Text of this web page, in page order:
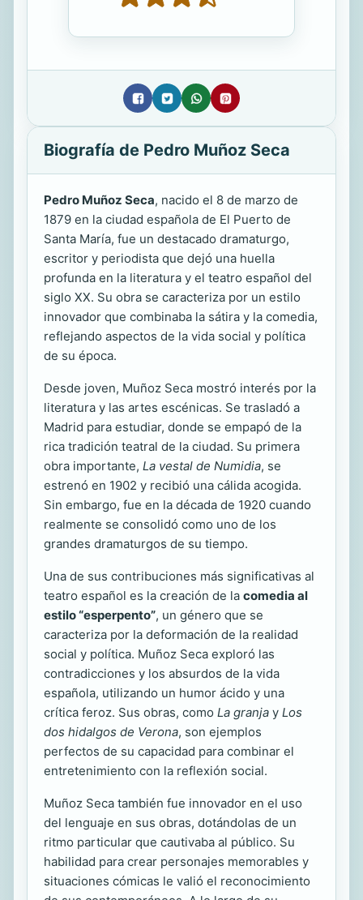
Biografía de Pedro Muñoz Seca
Pedro Muñoz Seca, nacido el 8 de marzo de
1879 en la ciudad española de El Puerto de
Santa María, fue un destacado dramaturgo,
escritor y periodista que dejó una huella
profunda en la literatura y el teatro español del
siglo XX. Su obra se caracteriza por un estilo
innovador que combinaba la sátira y la comedia,
reflejando aspectos de la vida social y política
de su época.
Desde joven, Muñoz Seca mostró interés por la
literatura y las artes escénicas. Se trasladó a
Madrid para estudiar, donde se empapó de la
rica tradición teatral de la ciudad. Su primera
obra importante, La vestal de Numidia, se
estrenó en 1902 y recibió una cálida acogida.
Sin embargo, fue en la década de 1920 cuando
realmente se consolidó como uno de los
grandes dramaturgos de su tiempo.
Una de sus contribuciones más significativas al
teatro español es la creación de la comedia al
estilo “esperpento”, un género que se
caracteriza por la deformación de la realidad
social y política. Muñoz Seca exploró las
contradicciones y los absurdos de la vida
española, utilizando un humor ácido y una
crítica feroz. Sus obras, como La granja y Los
dos hidalgos de Verona, son ejemplos
perfectos de su capacidad para combinar el
entretenimiento con la reflexión social.
Muñoz Seca también fue innovador en el uso
del lenguaje en sus obras, dotándolas de un
ritmo particular que cautivaba al público. Su
habilidad para crear personajes memorables y
situaciones cómicas le valió el reconocimiento